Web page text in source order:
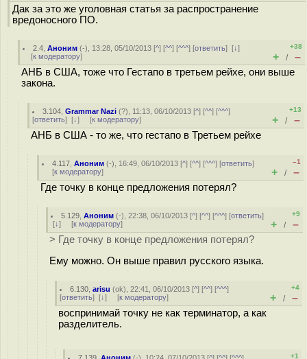
Дак за это же уголовная статья за распространение
вредоносного ПО.
2.4 ,Аноним (-), 13:28, 05/10/2013 [^] [^^] [^^^] [ответить][↓]
[к модератору]
+38
+ / –
АНБ в США, тоже что Гестапо в третьем рейхе, они выше
закона.
3.104 ,Grammar Nazi (?), 11:13, 06/10/2013 [^] [^^] [^^^]
[ответить] [↓] [к модератору]
+13
+ / –
АНБ в США - то же, что гестапо в Третьем рейхе
4.117 ,Аноним (-), 16:49, 06/10/2013 [^] [^^] [^^^] [ответить]
[к модератору]
–1
+ / –
Где точку в конце предложения потерял?
5.129 ,Аноним (-), 22:38, 06/10/2013 [^] [^^] [^^^] [ответить]
[↓] [к модератору]
+9
+ / –
> Где точку в конце предложения потерял?
Ему можно. Он выше правил русского языка.
6.130 ,arisu (ok), 22:41, 06/10/2013 [^] [^^] [^^^]
[ответить] [↓] [к модератору]
+4
+ / –
воспринимай точку не как терминатор, а как
разделитель.
+1